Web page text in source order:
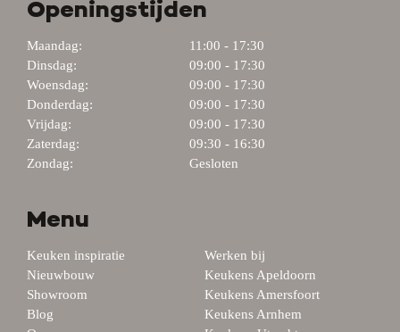
Openingstijden
Maandag:
11:00 - 17:30
Dinsdag:
09:00 - 17:30
Woensdag:
09:00 - 17:30
Donderdag:
09:00 - 17:30
Vrijdag:
09:00 - 17:30
Zaterdag:
09:30 - 16:30
Zondag:
Gesloten
Menu
Keuken inspiratie
Nieuwbouw
Showroom
Blog
Werken bij
Keukens Apeldoorn
Keukens Amersfoort
Keukens Arnhem